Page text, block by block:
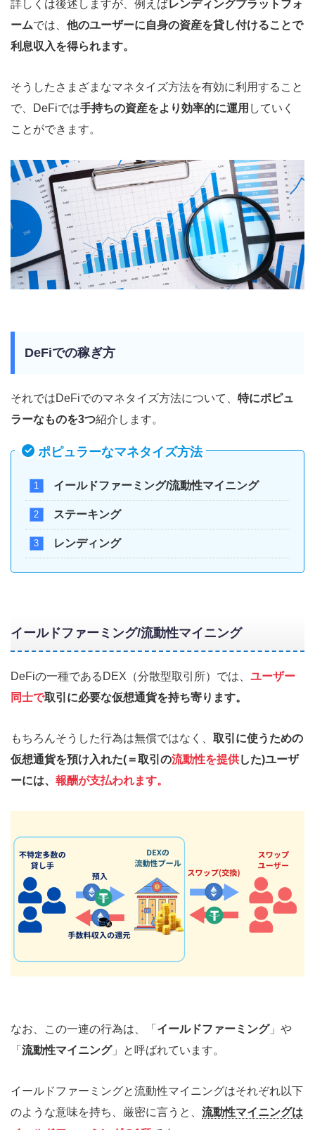
詳しくは後述しますが、例えばレンディングプラットフォ
ームでは、 他のユーザーに自身の資産を貸し付けることで
利息収入を得られます。
そうしたさまざまなマネタイズ方法を有効に利用すること
で、DeFiでは手持ちの資産をより効率的に運用 していく
ことができます。
DeFiでの稼ぎ方
それではDeFiでのマネタイズ方法について、 特にポピュ
ラーなものを3つ紹介します。
ポピュラーなマネタイズ方法
イールドファーミング/流動性マイニング
ステーキング
レンディング
イールドファーミング/流動性マイニング
DeFiの一種であるDEX（分散型取引所）では、 ユーザー
同士で取引に必要な仮想通貨を持ち寄ります。
もちろんそうした行為は無償ではなく、 取引に使うための
仮想通貨を預け入れた(＝取引の流動性を提供した)ユーザ
ーには、 報酬が支払われます。
なお、この一連の行為は、「 イールドファーミング」や
「 流動性マイニング」と呼ばれています。
イールドファーミングと流動性マイニングはそれぞれ以下
のような意味を持ち、厳密に言うと、 流動性マイニングは